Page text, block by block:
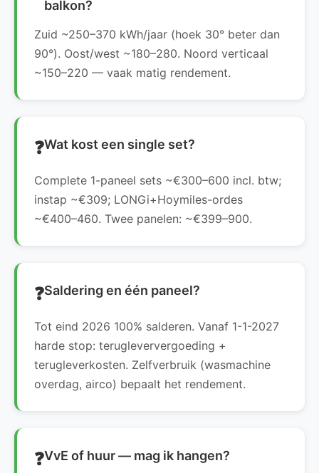
balkon?
Zuid ~250–370 kWh/jaar (hoek 30° beter dan
90°). Oost/west ~180–280. Noord verticaal
~150–220 — vaak matig rendement.
Wat kost een single set?
Complete 1-paneel sets ~€300–600 incl. btw;
instap ~€309; LONGi+Hoymiles-ordes
~€400–460. Twee panelen: ~€399–900.
Saldering en één paneel?
Tot eind 2026 100% salderen. Vanaf 1-1-2027
harde stop: terugleververgoeding +
terugleverkosten. Zelfverbruik (wasmachine
overdag, airco) bepaalt het rendement.
VvE of huur — mag ik hangen?